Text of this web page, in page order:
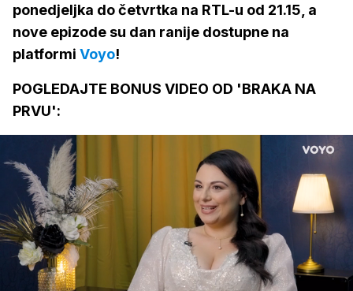
ponedjeljka do četvrtka na RTL-u od 21.15, a
nove epizode su dan ranije dostupne na
platformi Voyo!
POGLEDAJTE BONUS VIDEO OD 'BRAKA NA
PRVU':